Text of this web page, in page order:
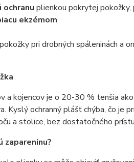
ochranu plienkou pokrytej pokožky,
ekzémom
pri drobných spáleninách a
a kojencov je o 20-30 % tenšia
Kyslý ochranný plášť chýba, čo je
a stolice, bez dostatočného